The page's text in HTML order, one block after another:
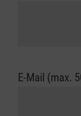
E-Mail (max.